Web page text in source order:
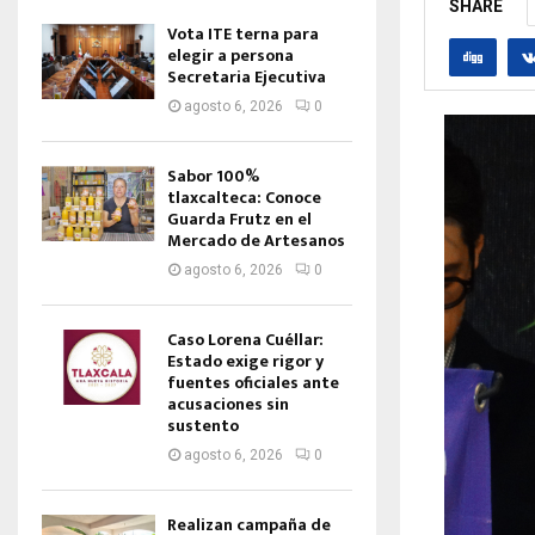
SHARE
Vota ITE terna para
elegir a persona
Secretaria Ejecutiva
agosto 6, 2026 0
Sabor 100%
tlaxcalteca: Conoce
Guarda Frutz en el
Mercado de Artesanos
agosto 6, 2026 0
Caso Lorena Cuéllar:
Estado exige rigor y
fuentes oficiales ante
acusaciones sin
sustento
agosto 6, 2026 0
Realizan campaña de